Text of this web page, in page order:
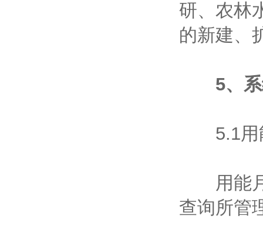
研、农林
的新建、
5、
5.1用
用能月
查询所管